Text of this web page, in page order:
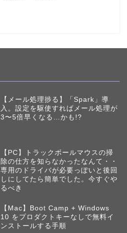
【メール処理捗る】「Spark」導
入。設定を駆使すればメール処理が
3〜5倍早くなる…かも!?
【PC】トラックボールマウスの掃
除の仕方を知らなかったなんて・・
専用のドライバが必要っぽいと後回
しにしてたら簡単でした。今すぐや
るべき
【Mac】Boot Camp + Windows
10 をプロダクトキーなしで無料イ
ンストールする手順